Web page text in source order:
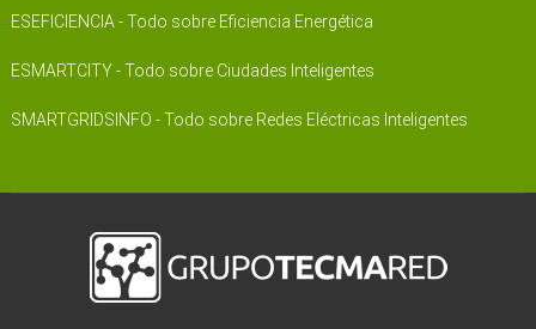
ESEFICIENCIA - Todo sobre Eficiencia Energética
ESMARTCITY - Todo sobre Ciudades Inteligentes
SMARTGRIDSINFO - Todo sobre Redes Eléctricas Inteligentes